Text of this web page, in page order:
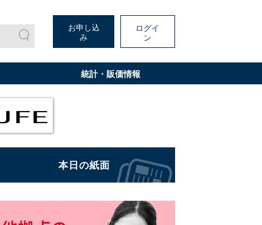
お申し込
み
ログイ
ン
統計・販価情報